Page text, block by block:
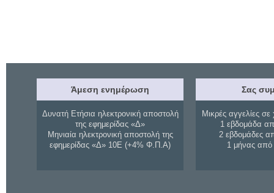
Άμεση ενημέρωση
Δυνατή Ετήσια ηλεκτρονική αποστολή
της εφημερίδας «Δ»
Μηνιαία ηλεκτρονική αποστολή της
εφημερίδας «Δ» 10Ε (+4% Φ.Π.Α)
Σας
Μικρές αγγελίες σε
1 εβδομάδα
2 εβδομάδες
1 μήνας